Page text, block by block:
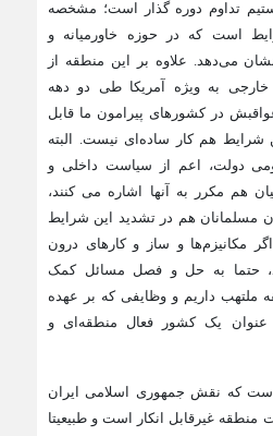
تداوم دوره گذار است؛ مشخصه‌
است که در حوزه خاورمیانه و
می‌دهد. علاوه بر این منطقه از
خارجی به ویژه آمریکا طی دو دهه
در کشورهای پیرامون ما قابل
شرایط هم کار ساده‌ای نیست. البته
دولت، اعم از سیاست داخلی و
هم مکرر به آنها اشاره می کنند،
مسلمانان هم در تشدید این شرایط
مکانیزم‌ها و ساز و کارهای درون
حتما به حل و فصل مسائل کمک
ملتهب داریم و وظایفی که بر عهده
عنوان یک کشور فعال منطقه‌ای و
که نقش جمهوری اسلامی ایران
غیرقابل انکار است و طبیعیتا